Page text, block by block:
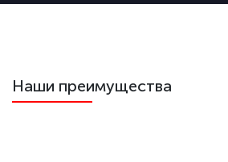
Наши преимущества